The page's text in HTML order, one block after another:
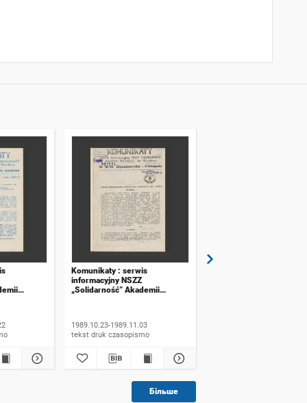
Komunikaty : serwis
informacyjny NSZZ
„Solidarność” Akademii
1989.10.23-1989.11.03
tekst druk czasopismo
Більше